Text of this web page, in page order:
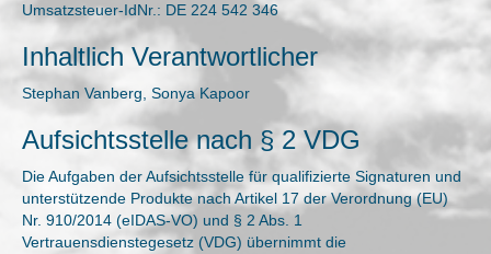
Umsatzsteuer-IdNr.: DE 224 542 346
Inhaltlich Verantwortlicher
Stephan Vanberg, Sonya Kapoor
Aufsichtsstelle nach § 2 VDG
Die Aufgaben der Aufsichtsstelle für qualifizierte Signaturen und
unterstützende Produkte nach Artikel 17 der Verordnung (EU)
Nr. 910/2014 (eIDAS-VO) und § 2 Abs. 1
Vertrauensdienstegesetz (VDG) übernimmt die